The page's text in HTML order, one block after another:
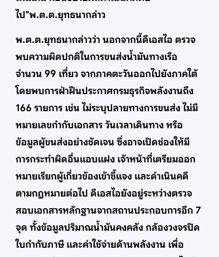
ไป"พ.ต.ต.ยุทธนากล่าว
พ.ต.ต.ยุทธนากล่าวว่า นอกจากนี้ดีเอสไอ ตรวจ
พบความผิดปกติในการขนส่งน้ำมันทางเรือ
จำนวน 99 เที่ยว จากภาคตะวันออกไปยังภาคใต้
โดยพบการฝ่าฝืนประกาศกรมธุรกิจพลังงานถึง
166 รายการ เช่น ไม่ระบุปลายทางการขนส่ง ไม่มี
หมายเลขกำกับเอกสาร วันเวลาเดินทาง หรือ
ข้อมูลผู้ขนส่งอย่างชัดเจน ซึ่งอาจเปิดช่องให้มี
การกระทำผิดอื่นแอบแฝง เจ้าหน้าที่เตรียมออก
หมายเรียกผู้เกี่ยวข้องเข้าชี้แจง และดำเนินคดี
ตามกฎหมายต่อไป ดีเอสไอยังอยู่ระหว่างตรวจ
สอบเอกสารหลักฐานจากสถานประกอบการอีก 7
จุด ทั้งข้อมูลปริมาณน้ำมันคงคลัง กล้องวงจรปิด
ใบกำกับภาษี และค่าใช้จ่ายด้านพลังงาน เพื่อ